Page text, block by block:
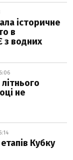
історичне
в
з водних
не
Кубку